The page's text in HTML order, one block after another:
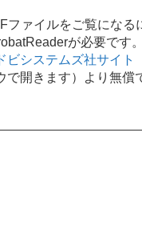
ファイルをご覧になる
が必要です。
ビシステムズ社サイト
で開きます）より無償